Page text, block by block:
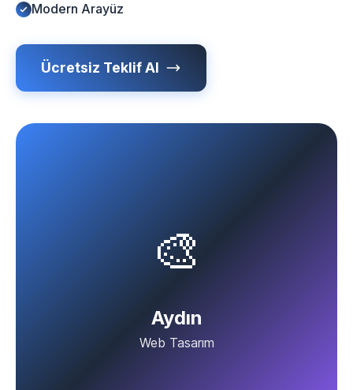
Modern Arayüz
Ücretsiz Teklif Al
🎨
Aydın
Web Tasarım